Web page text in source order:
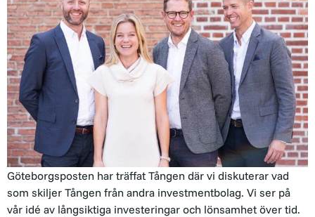
Göteborgsposten har träffat Tången där vi diskuterar vad
som skiljer Tången från andra investmentbolag. Vi ser på
vår idé av långsiktiga investeringar och lönsamhet över tid.